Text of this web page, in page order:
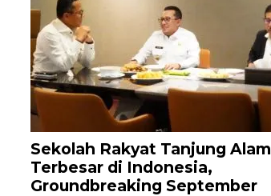
Sekolah Rakyat Tanjung Alam
Terbesar di Indonesia,
Groundbreaking September